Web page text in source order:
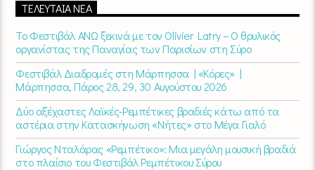
ΤΕΛΕΥΤΑΊΑ ΝΈΑ
Το Φεστιβάλ ΑΝΩ ξεκινά με τον Olivier Latry – Ο θρυλικός
οργανίστας της Παναγίας των Παρισίων στη Σύρο
Φεστιβάλ Διαδρομές στη Μάρπησσα | «Κόρες» |
Μάρπησσα, Πάρος 28, 29, 30 Αυγούστου 2026
Δύο αξέχαστες Λαϊκές-Ρεμπέτικες βραδιές κάτω από τα
αστέρια στην Κατασκήνωση «Νήτες» στο Μέγα Γιαλό
Γιώργος Νταλάρας «Ρεμπέτικο»: Μια μεγάλη μουσική βραδιά
στο πλαίσιο του Φεστιβάλ Ρεμπέτικου Σύρου